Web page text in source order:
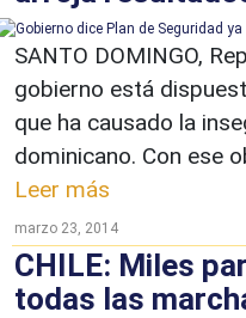
SANTO DOMINGO,
gobierno está
que ha causado la
dominicano. Con ese
Leer más
marzo 23, 2014
CHILE: Miles
todas las